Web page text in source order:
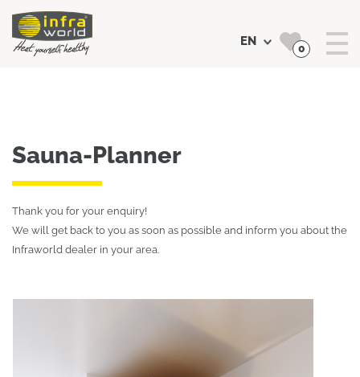
EN 0
Sauna-Planner
Thank you for your enquiry!
We will get back to you as soon as possible and inform you about the
Infraworld dealer in your area.